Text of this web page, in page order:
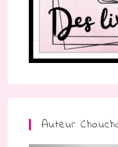
Auteur